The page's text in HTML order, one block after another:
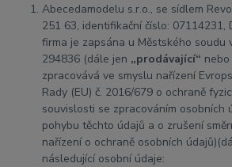
Abecedamodelu s.r.o., se sídlem
251 63, identifikační číslo: 07114231,
firma je zapsána u Městského soudu
294836 (dále jen „prodávající“ nebo
zpracovává ve smyslu nařízení
Rady (EU) č. 2016/679 o ochraně
souvislosti se zpracováním osobních
pohybu těchto údajů a o zrušení
nařízení o ochraně osobních
následující osobní údaje: